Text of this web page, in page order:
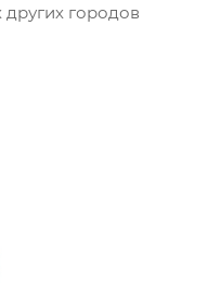
городов